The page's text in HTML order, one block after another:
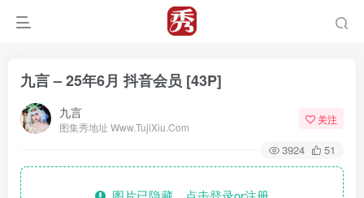
九言 – 25年6月 抖音会员 [43P]
九言
图集秀地址 Www.TujiXiu.Com
关注
3924 51